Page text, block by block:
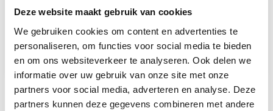
Deze website maakt gebruik van cookies
We gebruiken cookies om content en advertenties te
personaliseren, om functies voor social media te bieden
en om ons websiteverkeer te analyseren. Ook delen we
informatie over uw gebruik van onze site met onze
partners voor social media, adverteren en analyse. Deze
partners kunnen deze gegevens combineren met andere
vogels en vleermuizen gewond raken tijdens de
werkzaamheden en dat hun verblijfplaatsen
behouden blijven of goed gecompenseerd
worden.